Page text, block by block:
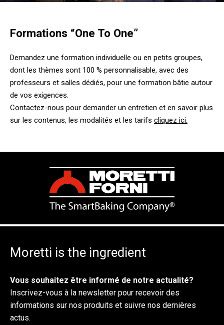
Formations “One To One”
Demandez une formation individuelle ou en petits groupes,
dont les thèmes sont 100 % personnalisable, avec des
professeurs et salles dédiés, pour une formation bâtie autour
de vos exigences.
Contactez-nous pour demander un entretien et en savoir plus
sur les contenus, les modalités et les tarifs cliquez ici.
Moretti is the ingredient
Vous souhaitez être informé de notre actualité?
Inscrivez-vous à la newsletter pour recevoir des
informations sur nos produits et suivre nos dernières
actus.